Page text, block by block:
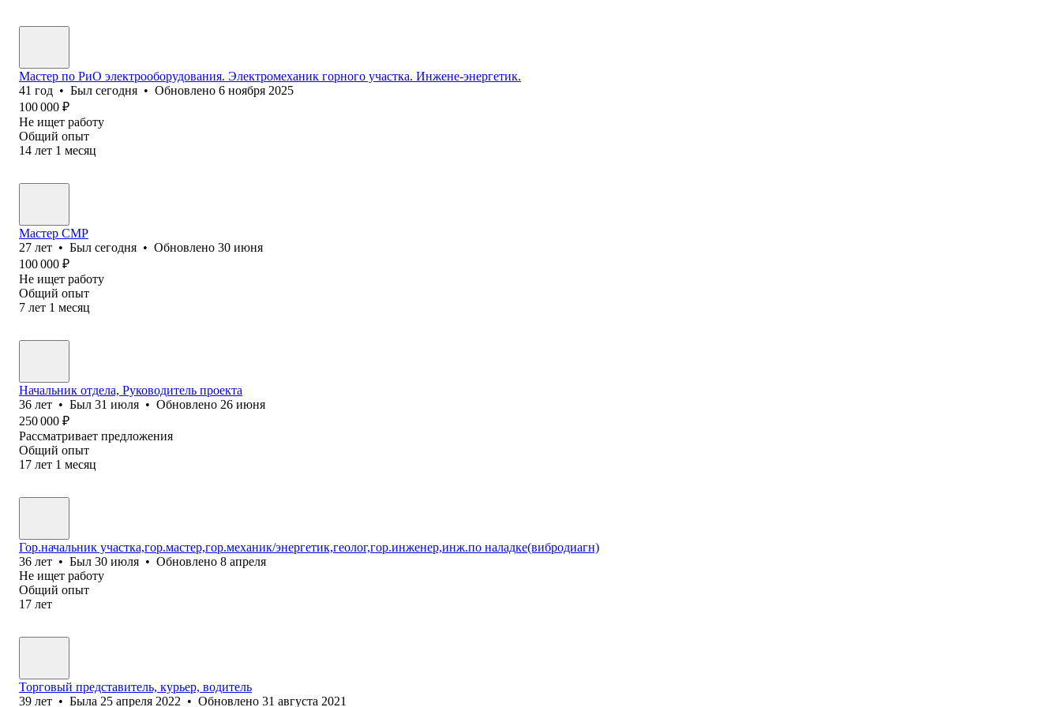
Мастер по РиО электрооборудования. Электромеханик горного участка. Инжене-энергетик.
41 год • Был сегодня • Обновлено 6 ноября 2025
100 000 ₽
Не ищет работу
Общий опыт
14 лет 1 месяц
Мастер СМР
27 лет • Был сегодня • Обновлено 30 июня
100 000 ₽
Не ищет работу
Общий опыт
7 лет 1 месяц
Начальник отдела, Руководитель проекта
36 лет • Был 31 июля • Обновлено 26 июня
250 000 ₽
Рассматривает предложения
Общий опыт
17 лет 1 месяц
Гор.начальник участка,гор.мастер,гор.механик/энергетик,геолог,гор.инженер,инж.по наладке(вибродиагн)
36 лет • Был 30 июля • Обновлено 8 апреля
Не ищет работу
Общий опыт
17 лет
Торговый представитель, курьер, водитель
39 лет • Была 25 апреля 2022 • Обновлено 31 августа 2021